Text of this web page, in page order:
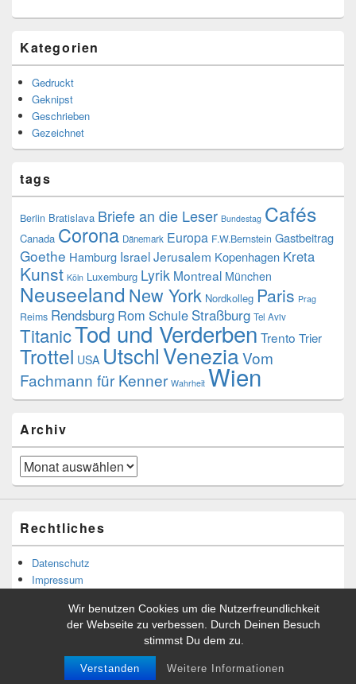
Wir benutzen Cookies um die Nutzerfreundlichkeit
der Webseite zu verbessen. Durch Deinen Besuch
stimmst Du dem zu.
Verstanden Weitere Informationen
Kategorien
Gedruckt
Geknipst
Geschrieben
Gezeichnet
tags
Berlin Bratislava Briefe an die Leser Bundestag Cafés
Canada Corona Dänemark Europa F.W.Bernstein Gastbeitrag
Goethe Hamburg IsraelJerusalem Kopenhagen Kreta
Kunst Köln Luxemburg Lyrik Montreal München
Neuseeland New York Nordkolleg Paris Prag
Reims Rendsburg Rom Schule Straßburg Tel Aviv
TitanicTod und Verderben Trento Trier
Trottel USA UtschlVeneziaVom
Fachmann für Kenner Wahrheit Wien
Archiv
Archiv
Rechtliches
Datenschutz
Impressum
Tibor Rácskai. Alle Rechte vorbehalten.
Theme: Catch Box byCatch Themes